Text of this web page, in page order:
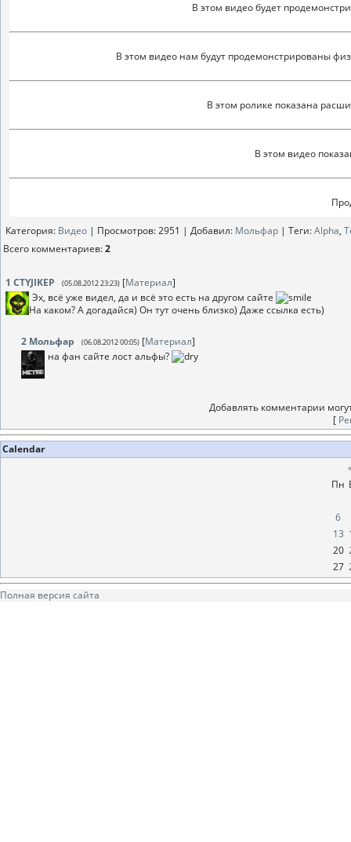
В этом видео будет
В этом видео нам будут продемонстрированы
В этом ролике показана
В этом видео
Категория: Видео | Просмотров: 2951 | Добавил: Мольфар | Теги:Alpha,
Всего комментариев:2
1 CTYJIKEP (05.08.2012 23:23) [Материал]
Эх, всё уже видел, да и всё это есть на другом сайте
На каком? А догадайся) Он тут очень близко) Даже ссылка есть)
2 Мольфар (06.08.2012 00:05) [Материал]
на фан сайте лост альфы?
Добавлять комментарии
[
Calendar
Пн
6
13
20
27
Полная версия сайта